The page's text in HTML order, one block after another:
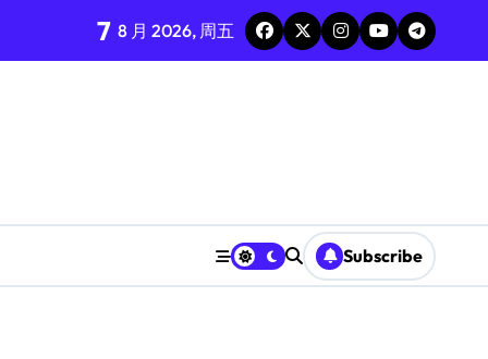
7 8 月 2026, 周五
Subscribe